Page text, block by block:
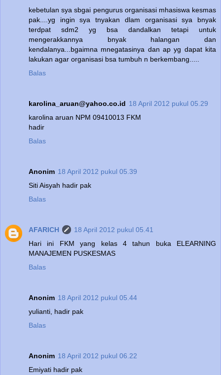
kebetulan sya sbgai pengurus organisasi mhasiswa kesmas
pak....yg ingin sya tnyakan dlam organisasi sya bnyak
terdpat sdm2 yg bsa dandalkan tetapi untuk
mengerakkannya bnyak halangan dan
kendalanya...bgaimna mnegatasinya dan ap yg dapat kita
lakukan agar organisasi bsa tumbuh n berkembang.....
Balas
karolina_aruan@yahoo.co.id 18 April 2012 pukul 05.29
karolina aruan NPM 09410013 FKM
hadir
Balas
Anonim 18 April 2012 pukul 05.39
Siti Aisyah hadir pak
Balas
AFARICH
18 April 2012 pukul 05.41
Hari ini FKM yang kelas 4 tahun buka ELEARNING
MANAJEMEN PUSKESMAS
Balas
Anonim 18 April 2012 pukul 05.44
yulianti, hadir pak
Balas
Anonim 18 April 2012 pukul 06.22
Emiyati hadir pak